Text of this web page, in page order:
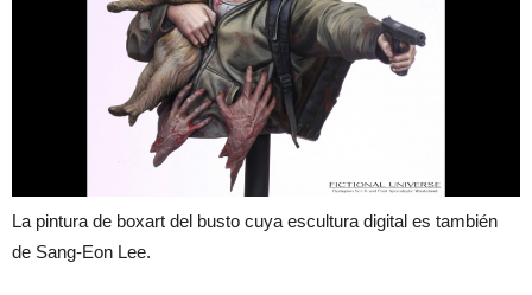
La pintura de boxart del busto cuya escultura digital es también
de Sang-Eon Lee.